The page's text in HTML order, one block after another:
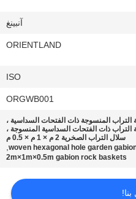
آنبينغ
ORIENTLAND
ISO
ORGWB001
التراب المنسوجة ذات الفتحات السداسية ،
التراب ذات الفتحات السداسية المنسوجة ،
سلال التراب الصخرية 2 م × 1 م × 0.5 م
woven hexagonal hole garden
,
2m×1m×0.5m gabion rock baskets